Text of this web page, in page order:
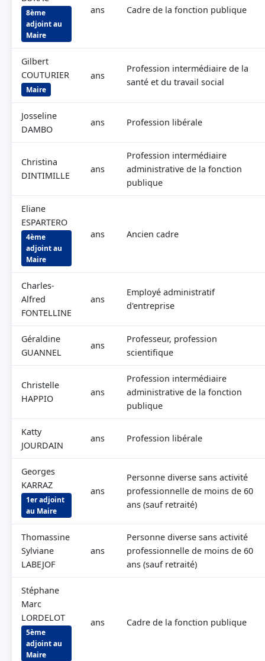
8ème
adjoint au
Maire
ans Cadre de la fonction publique
Gilbert
COUTURIER
Maire
ans
Profession intermédiaire de la
santé et du travail social
Josseline
DAMBO
ans Profession libérale
Christina
DINTIMILLE
ans
Profession intermédiaire
administrative de la fonction
publique
Eliane
ESPARTERO
4ème
adjoint au
Maire
ans Ancien cadre
Charles-
Alfred
FONTELLINE
ans
Employé administratif
d'entreprise
Géraldine
GUANNEL
ans
Professeur, profession
scientifique
Christelle
HAPPIO
ans
Profession intermédiaire
administrative de la fonction
publique
Katty
JOURDAIN
ans Profession libérale
Georges
KARRAZ
1er adjoint
au Maire
ans
Personne diverse sans activité
professionnelle de moins de 60
ans (sauf retraité)
Thomassine
Sylviane
LABEJOF
ans
Personne diverse sans activité
professionnelle de moins de 60
ans (sauf retraité)
Stéphane
Marc
LORDELOT
5ème
adjoint au
Maire
ans Cadre de la fonction publique